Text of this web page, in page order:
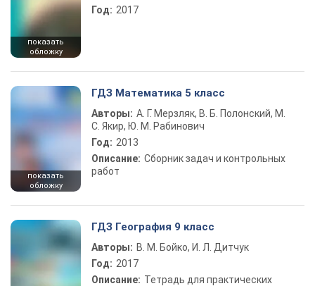
показать
обложку
Год: 2017
показать
обложку
ГДЗ Математика 5 класс
Авторы: А. Г. Мерзляк, В. Б. Полонский, М.
С. Якир, Ю. М. Рабинович
Год: 2013
Описание: Сборник задач и контрольных
работ
ГДЗ География 9 класс
Авторы: В. М. Бойко, И. Л. Дитчук
Год: 2017
Описание: Тетрадь для практических